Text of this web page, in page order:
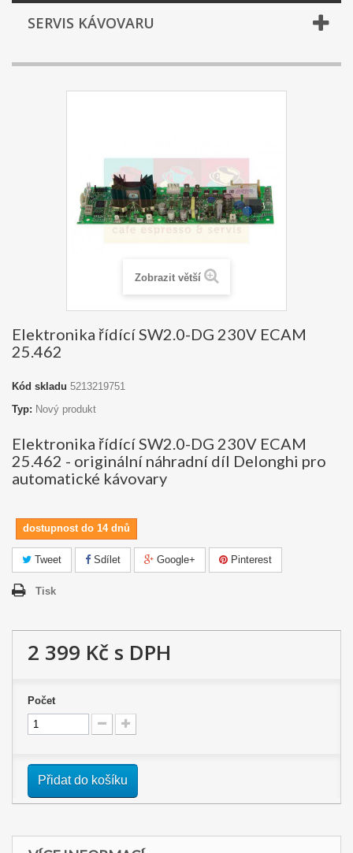
SERVIS KÁVOVARU
Zobrazit větší
Elektronika řídící SW2.0-DG 230V ECAM
25.462
Kód skladu 5213219751
Typ: Nový produkt
Elektronika řídící SW2.0-DG 230V ECAM
25.462 - originální náhradní díl Delonghi pro
automatické kávovary
dostupnost do 14 dnů
Tweet Sdílet Google+ Pinterest
Tisk
2 399 Kč s DPH
Počet
Přidat do košíku